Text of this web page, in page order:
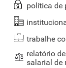
política de
trabalhe
relatório
salarial de